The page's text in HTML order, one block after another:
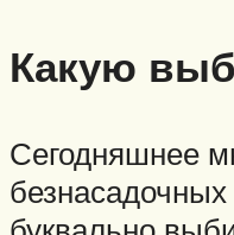
Какую
Сегодняшнее